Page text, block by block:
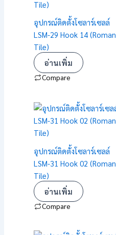
อุปกรณ์ติดตั้งโซลาร์เซลล์
LSM-29 Hook 14 (Roman
Tile)
อ่านเพิ่ม
Compare
อุปกรณ์ติดตั้งโซลาร์เซลล์
LSM-31 Hook 02 (Roman
Tile)
อ่านเพิ่ม
Compare